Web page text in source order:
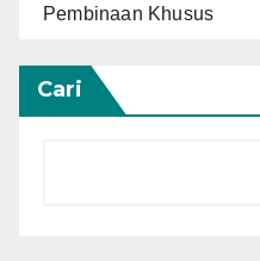
Pembinaan Khusus
Cari